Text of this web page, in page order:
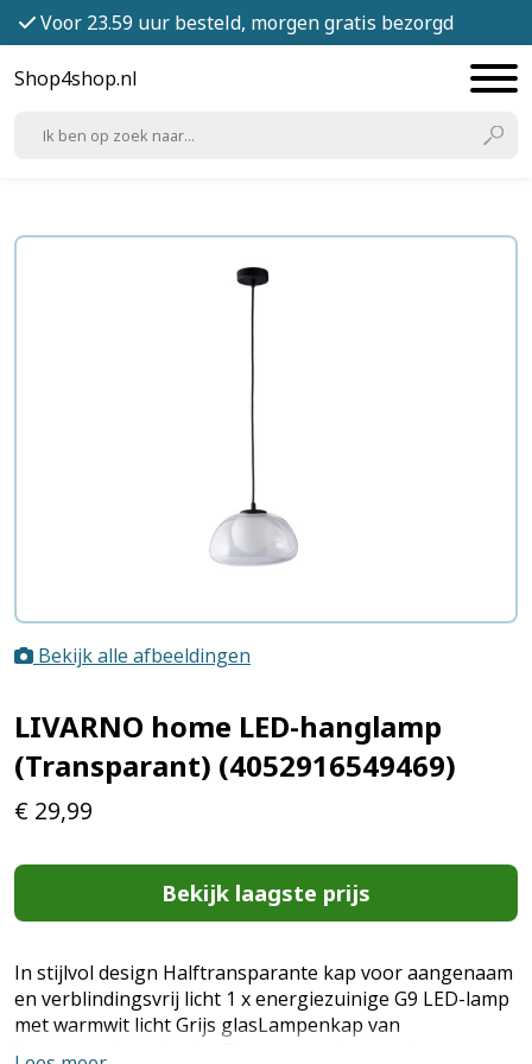
Voor 23.59 uur besteld, morgen gratis bezorgd
Shop4shop.nl
Bekijk alle afbeeldingen
LIVARNO home LED-hanglamp
(Transparant) (4052916549469)
€ 29,99
Bekijk laagste prijs
In stijlvol design Halftransparante kap voor aangenaam
en verblindingsvrij licht 1 x energiezuinige G9 LED-lamp
met warmwit licht Grijs glasLampenkap van
hoogwaardig grijs glas TransparantLampenkap van